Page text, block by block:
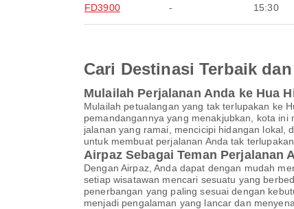
FD3900 - 15:30
Cari Destinasi Terbaik
Mulailah Perjalanan Anda ke Hua
Mulailah petualangan yang tak terlupakan ke
pemandangannya yang menakjubkan, kota
jalanan yang ramai, mencicipi hidangan lokal,
untuk membuat perjalanan Anda tak terlupakan.
Airpaz Sebagai Teman Perjalanan
Dengan Airpaz, Anda dapat dengan mudah
setiap wisatawan mencari sesuatu yang
penerbangan yang paling sesuai dengan
menjadi pengalaman yang lancar dan